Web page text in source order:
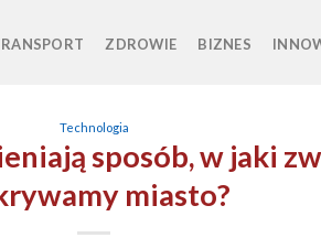
ZDROWIE BIZNES
Technologia
sposób, w jaki
miasto?